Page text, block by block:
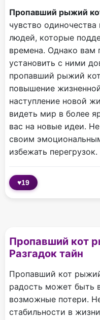
Пропавший рыжий
чувство
людей, которые
времена. Однако вам
установить с ними
пропавший рыжий
повышение
наступление новой
видеть мир в более
вас на новые идеи.
своим
избежать перегрузок.
♥19
Пропавший кот
Разгадок тайн
Пропавший кот
радость может быть
возможные потери.
стабильности в